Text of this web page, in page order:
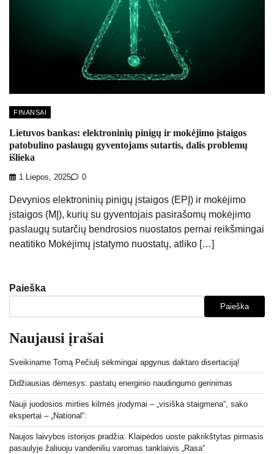
FINANSAI
Lietuvos bankas: elektroninių pinigų ir mokėjimo įstaigos
patobulino paslaugų gyventojams sutartis, dalis problemų
išlieka
1 Liepos, 2025 0
Devynios elektroninių pinigų įstaigos (EPĮ) ir mokėjimo
įstaigos (MĮ), kurių su gyventojais pasirašomų mokėjimo
paslaugų sutarčių bendrosios nuostatos pernai reikšmingai
neatitiko Mokėjimų įstatymo nuostatų, atliko […]
Paieška
Paieška
Naujausi įrašai
Sveikiname Tomą Pečiulį sėkmingai apgynus daktaro disertaciją!
Didžiausias dėmesys: pastatų energinio naudingumo gerinimas
Nauji juodosios mirties kilmės įrodymai – „visiška staigmena“, sako
ekspertai – „National“.
Naujos laivybos istorijos pradžia: Klaipėdos uoste pakrikštytas pirmasis
pasaulyje žaliuoju vandeniliu varomas tanklaivis „Rasa“